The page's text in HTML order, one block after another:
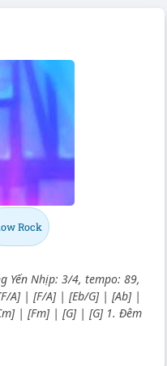
Rock
Yến Nhịp: 3/4, tempo: 89,
A] | [F/A] | [Eb/G] | [Ab] |
| [Fm] | [G] | [G] 1. Đêm